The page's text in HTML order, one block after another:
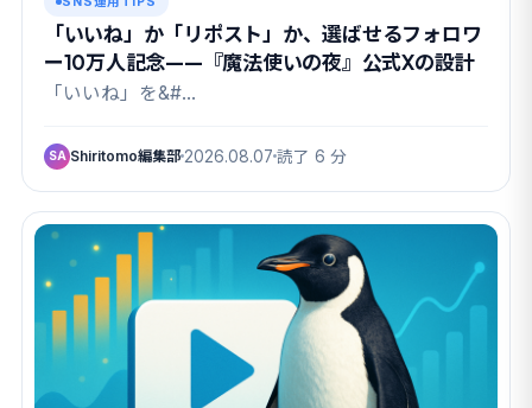
「いいね」か「リポスト」か、選ばせるフォロワ
ー10万人記念——『魔法使いの夜』公式Xの設計
「いいね」を&#…
SA Shiritomo編集部 2026.08.07 読了 6 分